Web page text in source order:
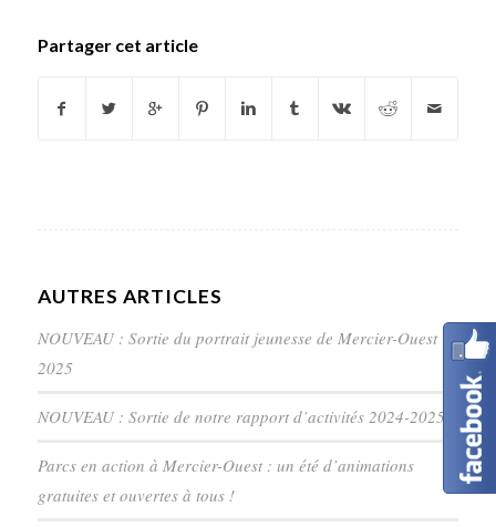
Partager cet article
AUTRES ARTICLES
NOUVEAU : Sortie du portrait jeunesse de Mercier-Ouest
2025
NOUVEAU : Sortie de notre rapport d’activités 2024-2025
Parcs en action à Mercier-Ouest : un été d’animations
gratuites et ouvertes à tous !